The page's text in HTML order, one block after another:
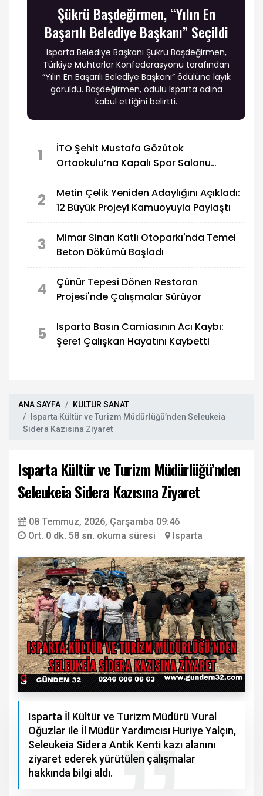
Şükrü Başdeğirmen, “Yılın En
Başarılı Belediye Başkanı” Seçildi
Isparta Belediye Başkanı Şükrü Başdeğirmen,
Türkiye Muhtarlar Konfederasyonu tarafından
“Yılın En Başarılı Belediye Başkanı” ödülüne layık
görüldü. Başdeğirmen, ödülü Isparta adına
kabul ettiğini belirtti.
1
İTO Şehit Mustafa Gözütok
Ortaokulu’na Kapalı Spor Salonu
2
Metin Çelik Yeniden Adaylığını Açıkladı:
12 Büyük Projeyi Kamuoyuyla Paylaştı
3
Mimar Sinan Katlı Otoparkı'nda Temel
Beton Dökümü Başladı
4
Çünür Tepesi Dönen Restoran
Projesi'nde Çalışmalar Sürüyor
5
Isparta Basın Camiasının Acı Kaybı:
Şeref Çalışkan Hayatını Kaybetti
ANA SAYFA
KÜLTÜR SANAT
Isparta Kültür ve Turizm Müdürlüğü’nden Seleukeia
Sidera Kazısına Ziyaret
Isparta Kültür ve Turizm Müdürlüğü’nden
Seleukeia Sidera Kazısına Ziyaret
08 Temmuz, 2026, Çarşamba 09:46
Ort. 0 dk. 58 sn. okuma süresi Isparta
Isparta İl Kültür ve Turizm Müdürü Vural
Oğuzlar ile İl Müdür Yardımcısı Huriye Yalçın,
Seleukeia Sidera Antik Kenti kazı alanını
ziyaret ederek yürütülen çalışmalar
hakkında bilgi aldı.